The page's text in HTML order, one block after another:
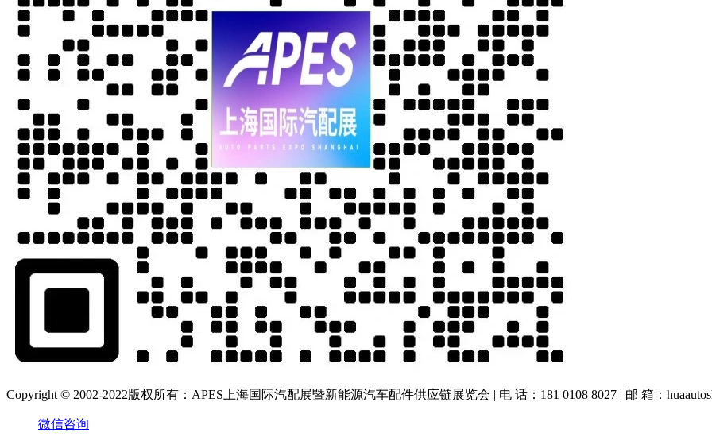
Copyright © 2002-2022版权所有：APES上海国际汽配展暨新能源汽车配件供应链展览会 | 电 话：181 0108 8027 | 邮 箱：
微信咨询